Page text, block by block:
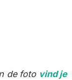
de foto vind je